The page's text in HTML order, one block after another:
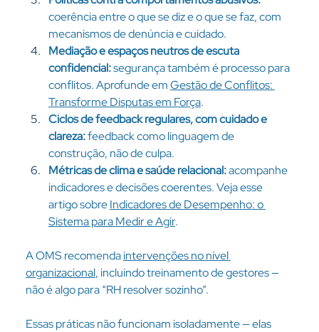
coerência entre o que se diz e o que se faz, com
mecanismos de denúncia e cuidado.
Mediação e espaços neutros de escuta
confidencial: segurança também é processo para
conflitos. Aprofunde em Gestão de Conflitos:
Transforme Disputas em Força.
Ciclos de feedback regulares, com cuidado e
clareza: feedback como linguagem de
construção, não de culpa.
Métricas de clima e saúde relacional: acompanhe
indicadores e decisões coerentes. Veja esse
artigo sobre Indicadores de Desempenho: o
Sistema para Medir e Agir.
A OMS recomenda intervenções no nível
organizacional, incluindo treinamento de gestores —
não é algo para “RH resolver sozinho”.
Essas práticas não funcionam isoladamente — elas